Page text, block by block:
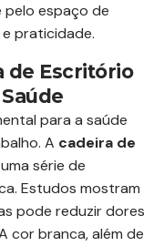
pelo espaço de
praticidade.
de Escritório
para a saúde
A cadeira de
série de
Estudos mostram
pode reduzir dores
cor branca, além de